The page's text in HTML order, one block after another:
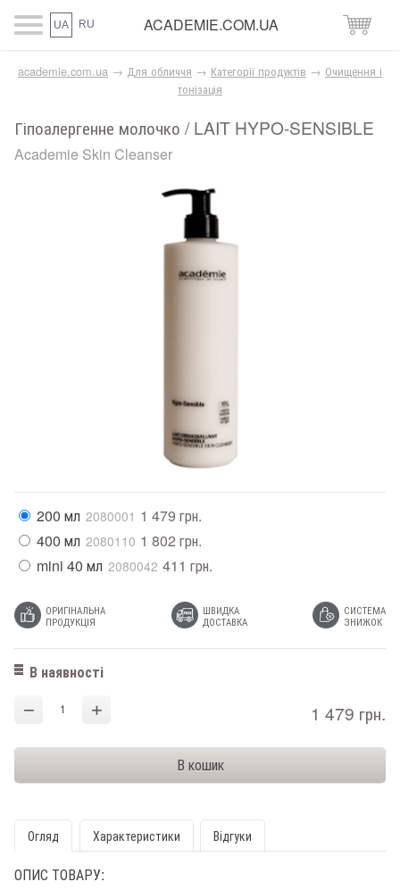
UA RU ACADEMIE.COM.UA
academie.com.ua → Для обличчя → Категорії продуктів → Очищення і
тонізація
Гіпоалергенне молочко / LAIT HYPO-SENSIBLE
Academie Skin Cleanser
200 мл 2080001 1 479 грн.
400 мл 2080110 1 802 грн.
mini 40 мл 2080042 411 грн.
ОРИГІНАЛЬНА
ПРОДУКЦІЯ
ШВИДКА
ДОСТАВКА
СИСТЕМА
ЗНИЖОК
В наявності
− + 1 479 грн.
Огляд Характеристики Відгуки
ОПИС ТОВАРУ: